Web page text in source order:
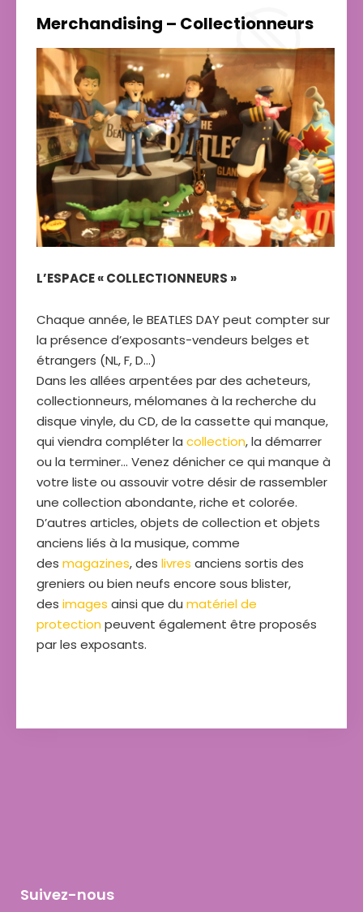
Merchandising – Collectionneurs
L’ESPACE « COLLECTIONNEURS »
Chaque année, le BEATLES DAY peut compter sur
la présence d’exposants-vendeurs belges et
étrangers (NL, F, D…)
Dans les allées arpentées par des acheteurs,
collectionneurs, mélomanes à la recherche du
disque vinyle, du CD, de la cassette qui manque,
qui viendra compléter la collection, la démarrer
ou la terminer… Venez dénicher ce qui manque à
votre liste ou assouvir votre désir de rassembler
une collection abondante, riche et colorée.
D’autres articles, objets de collection et objets
anciens liés à la musique, comme
des magazines, des livres anciens sortis des
greniers ou bien neufs encore sous blister,
des images ainsi que du matériel de
protectionpeuvent également être proposés
par les exposants.
Suivez-nous